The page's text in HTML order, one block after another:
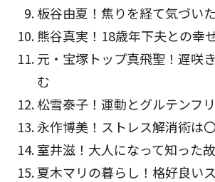
板谷由夏！焦りを経て気づい
熊谷真実！18歳年下夫との幸
元・宝塚トップ真飛聖！遅咲
む
松雪泰子！運動とグルテンフ
永作博美！ストレス解消術は
室井滋！大人になって知った
夏木マリの暮らし！格好良い